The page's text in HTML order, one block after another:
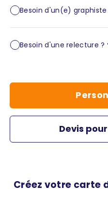
Besoin d'un(e) graphiste
Besoin d'une relecture ?
Devis
Créez votre carte